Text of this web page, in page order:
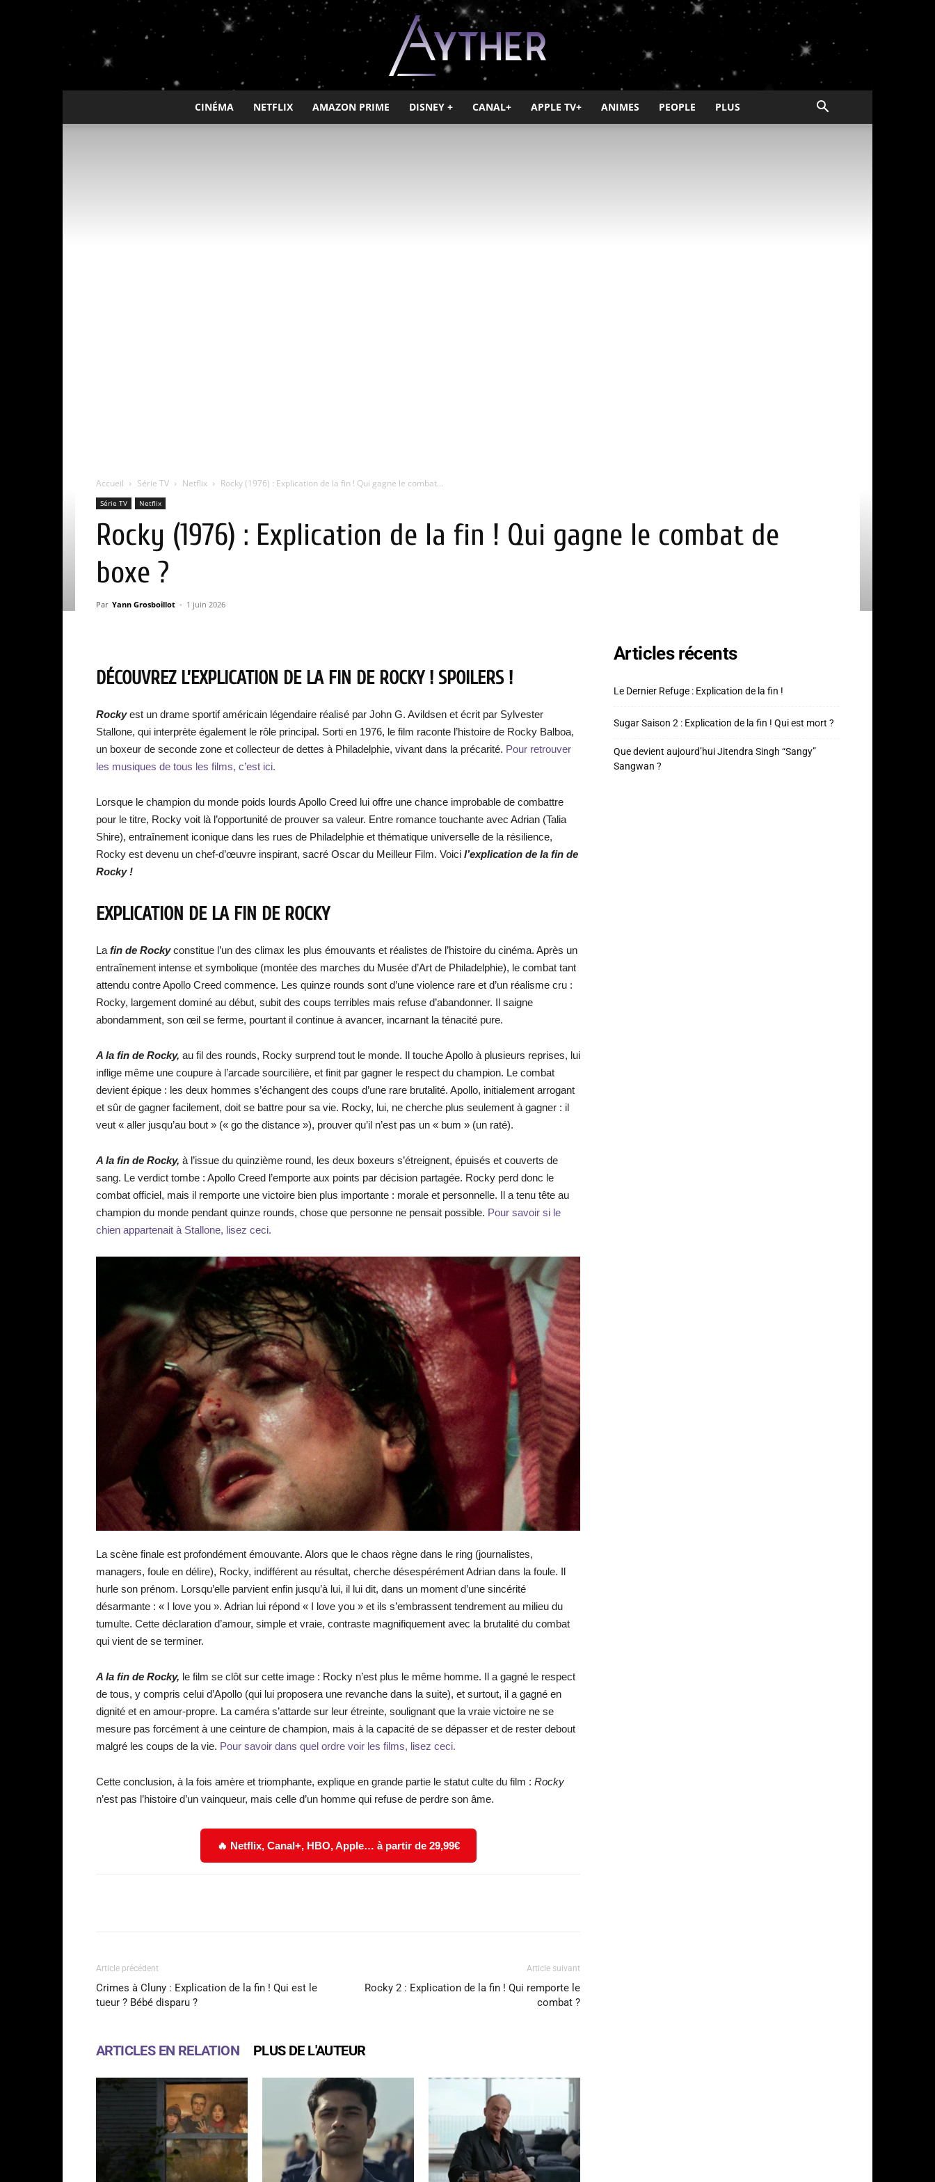
Ayther
CINÉMA NETFLIX AMAZON PRIME DISNEY + CANAL+ APPLE TV+ ANIMES PEOPLE PLUS
Accueil Série TV Netflix Rocky (1976) : Explication de la fin ! Qui gagne le combat...
Série TV Netflix
Rocky (1976) : Explication de la fin ! Qui gagne le combat de
boxe ?
Par Yann Grosboillot - 1 juin 2026
DÉCOUVREZ L’EXPLICATION DE LA FIN DE ROCKY ! SPOILERS !
Rockyest un drame sportif américain légendaire réalisé par John G. Avildsen et écrit par Sylvester
Stallone, qui interprète également le rôle principal. Sorti en 1976, le film raconte l’histoire de Rocky Balboa,
un boxeur de seconde zone et collecteur de dettes à Philadelphie, vivant dans la précarité. Pour retrouver
les musiques de tous les films, c’est ici.
Lorsque le champion du monde poids lourds Apollo Creed lui offre une chance improbable de combattre
pour le titre, Rocky voit là l’opportunité de prouver sa valeur. Entre romance touchante avec Adrian (Talia
Shire), entraînement iconique dans les rues de Philadelphie et thématique universelle de la résilience,
Rocky est devenu un chef-d’œuvre inspirant, sacré Oscar du Meilleur Film. Voici l’explication de la fin de
Rocky !
EXPLICATION DE LA FIN DE ROCKY
La fin de Rockyconstitue l’un des climax les plus émouvants et réalistes de l’histoire du cinéma. Après un
entraînement intense et symbolique (montée des marches du Musée d’Art de Philadelphie), le combat tant
attendu contre Apollo Creed commence. Les quinze rounds sont d’une violence rare et d’un réalisme cru :
Rocky, largement dominé au début, subit des coups terribles mais refuse d’abandonner. Il saigne
abondamment, son œil se ferme, pourtant il continue à avancer, incarnant la ténacité pure.
A la fin de Rocky, au fil des rounds, Rocky surprend tout le monde. Il touche Apollo à plusieurs reprises, lui
inflige même une coupure à l’arcade sourcilière, et finit par gagner le respect du champion. Le combat
devient épique : les deux hommes s’échangent des coups d’une rare brutalité. Apollo, initialement arrogant
et sûr de gagner facilement, doit se battre pour sa vie. Rocky, lui, ne cherche plus seulement à gagner : il
veut « aller jusqu’au bout » (« go the distance »), prouver qu’il n’est pas un « bum » (un raté).
A la fin de Rocky, à l’issue du quinzième round, les deux boxeurs s’étreignent, épuisés et couverts de
sang. Le verdict tombe : Apollo Creed l’emporte aux points par décision partagée. Rocky perd donc le
combat officiel, mais il remporte une victoire bien plus importante : morale et personnelle. Il a tenu tête au
champion du monde pendant quinze rounds, chose que personne ne pensait possible. Pour savoir si le
chien appartenait à Stallone, lisez ceci.
La scène finale est profondément émouvante. Alors que le chaos règne dans le ring (journalistes,
managers, foule en délire), Rocky, indifférent au résultat, cherche désespérément Adrian dans la foule. Il
hurle son prénom. Lorsqu’elle parvient enfin jusqu’à lui, il lui dit, dans un moment d’une sincérité
désarmante : « I love you ». Adrian lui répond « I love you » et ils s’embrassent tendrement au milieu du
tumulte. Cette déclaration d’amour, simple et vraie, contraste magnifiquement avec la brutalité du combat
qui vient de se terminer.
A la fin de Rocky, le film se clôt sur cette image : Rocky n’est plus le même homme. Il a gagné le respect
de tous, y compris celui d’Apollo (qui lui proposera une revanche dans la suite), et surtout, il a gagné en
dignité et en amour-propre. La caméra s’attarde sur leur étreinte, soulignant que la vraie victoire ne se
mesure pas forcément à une ceinture de champion, mais à la capacité de se dépasser et de rester debout
malgré les coups de la vie. Pour savoir dans quel ordre voir les films, lisez ceci.
Cette conclusion, à la fois amère et triomphante, explique en grande partie le statut culte du film : Rocky
n’est pas l’histoire d’un vainqueur, mais celle d’un homme qui refuse de perdre son âme.
🔥 Netflix, Canal+, HBO, Apple… à partir de 29,99€
Article précédent
Crimes à Cluny : Explication de la fin ! Qui est le
tueur ? Bébé disparu ?
Article suivant
Rocky 2 : Explication de la fin ! Qui remporte le
combat ?
ARTICLES EN RELATION PLUS DE L'AUTEUR
Articles récents
Le Dernier Refuge : Explication de la fin !
Sugar Saison 2 : Explication de la fin ! Qui est mort ?
Que devient aujourd’hui Jitendra Singh “Sangy”
Sangwan ?